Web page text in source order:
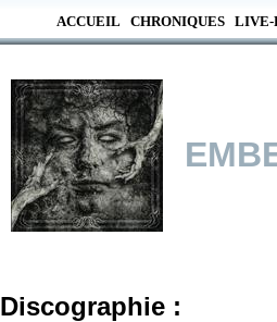
ACCUEIL CHRONIQUES LIVE-
Discographie :